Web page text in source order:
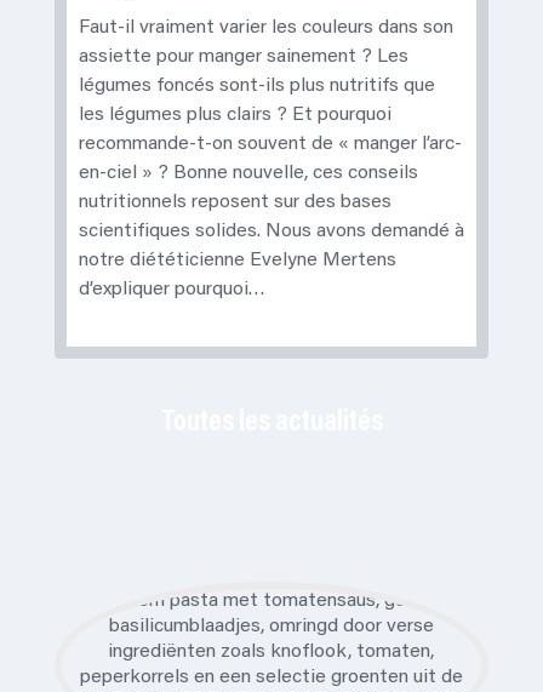
Faut-il vraiment varier les couleurs dans son
assiette pour manger sainement ? Les
légumes foncés sont-ils plus nutritifs que
les légumes plus clairs ? Et pourquoi
recommande-t-on souvent de « manger l’arc-
en-ciel » ? Bonne nouvelle, ces conseils
nutritionnels reposent sur des bases
scientifiques solides. Nous avons demandé à
notre diététicienne Evelyne Mertens
d’expliquer pourquoi…